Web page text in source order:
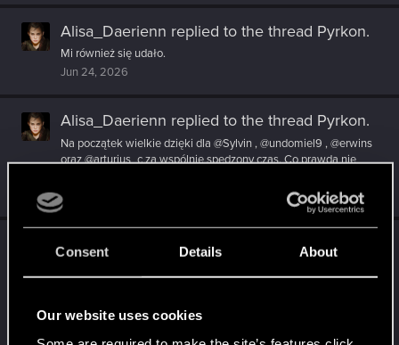
Consent Details About
Our website uses cookies
Alisa_Daerienn replied to the thread Pyrkon.
Mi również się udało.
Jun 24, 2026
Alisa_Daerienn replied to the thread Pyrkon.
Na początek wielkie dzięki dla @Sylvin , @undomiel9 , @erwins
oraz @arturius_c za wspólnie spędzony czas. Co prawda nie
Jun 23, 2026
Alisa_Daerienn reacted to arturius_c's post
spędziłem na...
Jun 22, 2026